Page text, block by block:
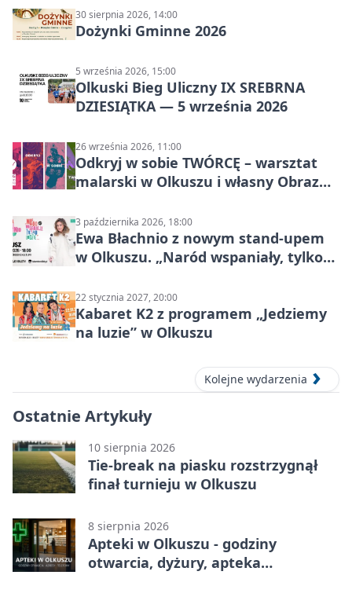
30 sierpnia 2026, 14:00
Dożynki Gminne 2026
5 września 2026, 15:00
Olkuski Bieg Uliczny IX SREBRNA
DZIESIĄTKA — 5 września 2026
26 września 2026, 11:00
Odkryj w sobie TWÓRCĘ – warsztat
malarski w Olkuszu i własny Obraz
3 października 2026, 18:00
Ewa Błachnio z nowym stand-upem
w Olkuszu. „Naród wspaniały, tylko
22 stycznia 2027, 20:00
Kabaret K2 z programem „Jedziemy
na luzie” w Olkuszu
Kolejne wydarzenia
Ostatnie Artykuły
10 sierpnia 2026
Tie-break na piasku rozstrzygnął
finał turnieju w Olkuszu
8 sierpnia 2026
Apteki w Olkuszu - godziny
otwarcia, dyżury, apteka